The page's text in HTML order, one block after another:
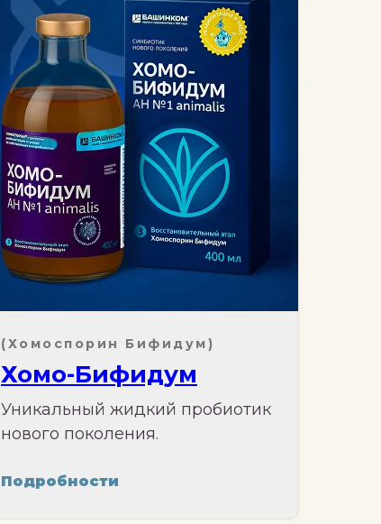
(Хомоспорин Бифидум)
Хомо-Бифидум
Уникальный жидкий пробиотик
нового поколения.
Подробности